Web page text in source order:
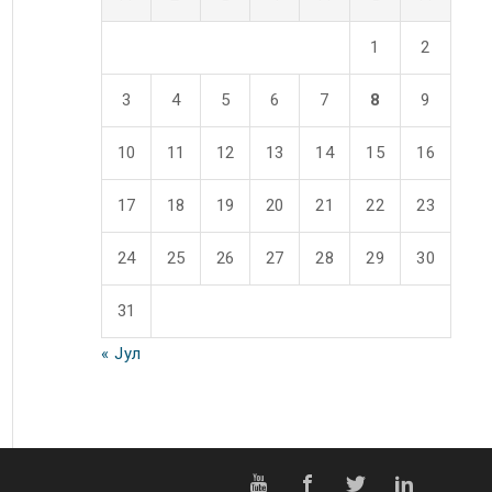
1 2
3 4 5 6 7 8 9
10 11 12 13 14 15 16
17 18 19 20 21 22 23
24 25 26 27 28 29 30
31
« Јул